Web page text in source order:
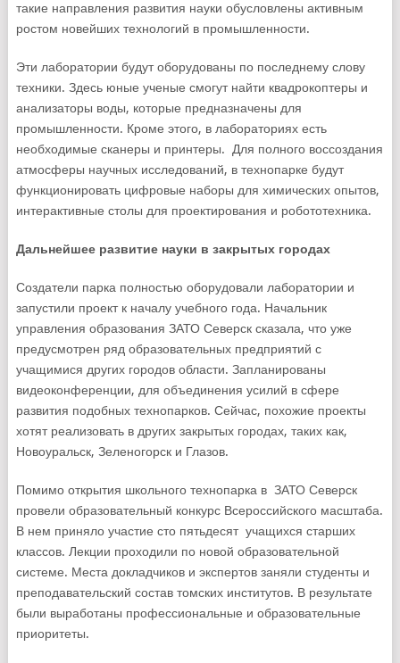
такие направления развития науки обусловлены активным
ростом новейших технологий в промышленности.
Эти лаборатории будут оборудованы по последнему слову
техники. Здесь юные ученые смогут найти квадрокоптеры и
анализаторы воды, которые предназначены для
промышленности. Кроме этого, в лабораториях есть
необходимые сканеры и принтеры. Для полного воссоздания
атмосферы научных исследований, в технопарке будут
функционировать цифровые наборы для химических опытов,
интерактивные столы для проектирования и робототехника.
Дальнейшее развитие науки в закрытых городах
Создатели парка полностью оборудовали лаборатории и
запустили проект к началу учебного года. Начальник
управления образования ЗАТО Северск сказала, что уже
предусмотрен ряд образовательных предприятий с
учащимися других городов области. Запланированы
видеоконференции, для объединения усилий в сфере
развития подобных технопарков. Сейчас, похожие проекты
хотят реализовать в других закрытых городах, таких как,
Новоуральск, Зеленогорск и Глазов.
Помимо открытия школьного технопарка в ЗАТО Северск
провели образовательный конкурс Всероссийского масштаба.
В нем приняло участие сто пятьдесят учащихся старших
классов. Лекции проходили по новой образовательной
системе. Места докладчиков и экспертов заняли студенты и
преподавательский состав томских институтов. В результате
были выработаны профессиональные и образовательные
приоритеты.